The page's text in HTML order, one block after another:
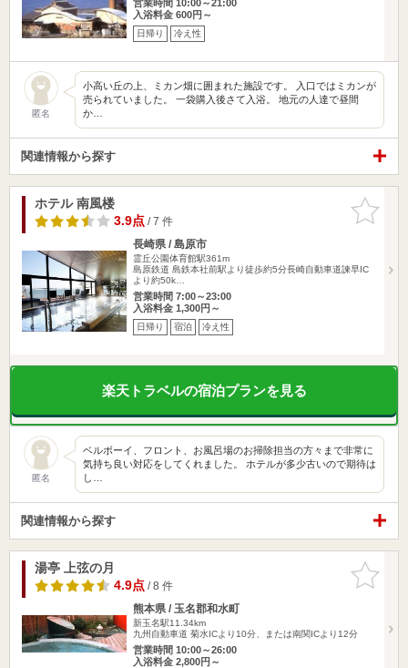
営業時間 10:00～21:00
入浴料金 600円～
日帰り 冷え性
匿名
小高い丘の上、ミカン畑に囲まれた施設です。 入口ではミカンが
売られていました。 一袋購入後さて入浴。 地元の人達で昼間
か…
関連情報から探す
お気に入
りに追加
ホテル 南風楼
3.9点/ 7 件
長崎県 / 島原市
霊丘公園体育館駅361m
島原鉄道 島鉄本社前駅より徒歩約5分長崎自動車道諫早IC
より約50k…
営業時間 7:00～23:00
入浴料金 1,300円～
日帰り 宿泊 冷え性
楽天トラベルの宿泊プランを見る
匿名
ベルボーイ、フロント、お風呂場のお掃除担当の方々まで非常に
気持ち良い対応をしてくれました。 ホテルが多少古いので期待は
し…
関連情報から探す
お気に入
りに追加
湯亭 上弦の月
4.9点/ 8 件
熊本県 / 玉名郡和水町
新玉名駅11.34km
九州自動車道 菊水ICより10分、または南関ICより12分
営業時間 10:00～26:00
入浴料金 2,800円～